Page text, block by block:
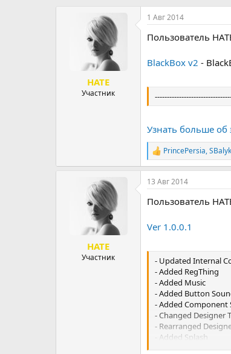
т
е
м
ы
ч
HATE
Участник
1 Авг 2014
Пользователь
BlackBox v2 -
Узнать больше об
Р
е
а
к
и
:
PrincePersia,
HATE
Участник
13 Авг 2014
Пользователь
Ver 1.0.0.1
- Updated Internal
- Added RegThing
- Added Music
- Added Button
- Added Component
- Changed Designer
- Rearranged
- Added Splash
- Bug Fixed